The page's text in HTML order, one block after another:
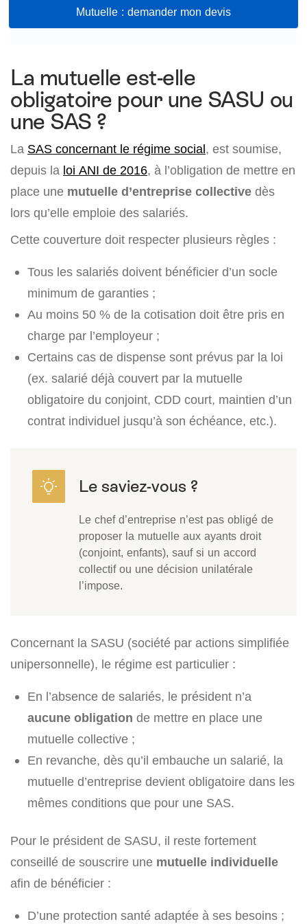
Mutuelle : demander mon devis
La mutuelle est-elle
obligatoire pour une SASU ou
une SAS ?
La SAS concernant le régime social, est soumise,
depuis la loi ANI de 2016, à l’obligation de mettre en
place une mutuelle d’entreprise collective dès
lors qu’elle emploie des salariés.
Cette couverture doit respecter plusieurs règles :
Tous les salariés doivent bénéficier d’un socle
minimum de garanties ;
Au moins 50 % de la cotisation doit être pris en
charge par l’employeur ;
Certains cas de dispense sont prévus par la loi
(ex. salarié déjà couvert par la mutuelle
obligatoire du conjoint, CDD court, maintien d’un
contrat individuel jusqu’à son échéance, etc.).
Le chef d’entreprise n’est pas obligé de
proposer la mutuelle aux ayants droit
(conjoint, enfants), sauf si un accord
collectif ou une décision unilatérale
l’impose.
Concernant la SASU (société par actions simplifiée
unipersonnelle), le régime est particulier :
En l’absence de salariés, le président n’a
aucune obligation de mettre en place une
mutuelle collective ;
En revanche, dès qu’il embauche un salarié, la
mutuelle d’entreprise devient obligatoire dans les
mêmes conditions que pour une SAS.
Pour le président de SASU, il reste fortement
conseillé de souscrire une mutuelle individuelle
afin de bénéficier :
D’une protection santé adaptée à ses besoins ;